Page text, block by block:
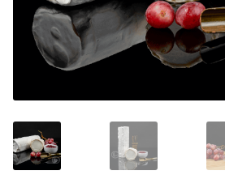
Mi cuenta
0 productos